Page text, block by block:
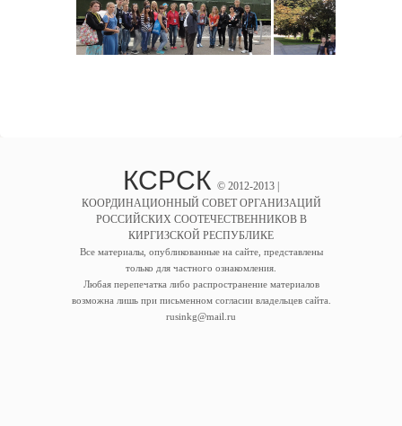
КСРСК © 2012-2013 |
КООРДИНАЦИОННЫЙ СОВЕТ ОРГАНИЗАЦИЙ
РОССИЙСКИХ СООТЕЧЕСТВЕННИКОВ В
КИРГИЗСКОЙ РЕСПУБЛИКЕ
Все материалы, опубликованные на сайте, представлены
только для частного ознакомления.
Любая перепечатка либо распространение материалов
возможна лишь при письменном согласии владельцев сайта.
rusinkg@mail.ru